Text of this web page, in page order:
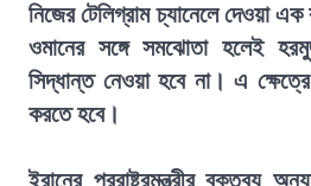
নিজের টেলিগ্রাম চ্যানেলে দেওয়া এক
ওমানের সঙ্গে সমঝোতা হলেই
সিদ্ধান্ত নেওয়া হবে না। এ
করতে হবে।
ইরানের পররাষ্ট্রমন্ত্রীর বক্তব্য